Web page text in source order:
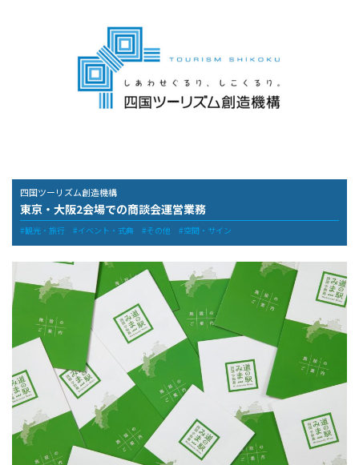
四国ツーリズム創造機構
東京・大阪2会場での商談会運営業務
観光・旅行 イベント・式典 その他 空間・サイン